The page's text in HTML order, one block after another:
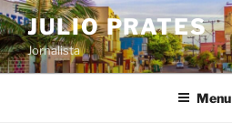
Pular
para
o
conteúdo
JULIO PRATES
Jornalista
Menu